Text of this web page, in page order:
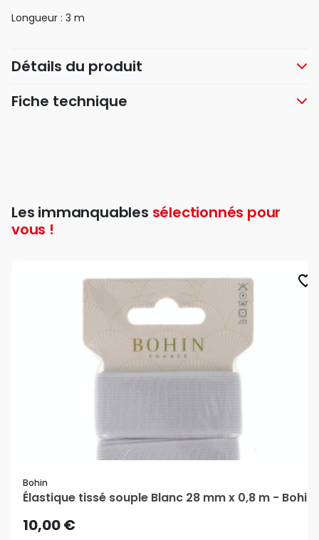
Longueur : 3 m
Détails du produit
Fiche technique
Les immanquables sélectionnés pour
vous !
favorite_border
Bohin
Élastique tissé souple Blanc 28 mm x 0,8 m - Bohin
10,00 €